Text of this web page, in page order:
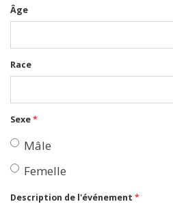
Âge
Race
Sexe*
Mâle
Femelle
Description de l'événement *